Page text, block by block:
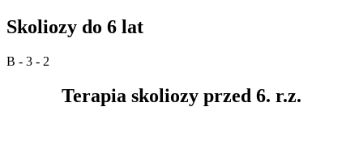
Skoliozy do 6 lat
B - 3 - 2
Terapia skoliozy przed 6. r.z.